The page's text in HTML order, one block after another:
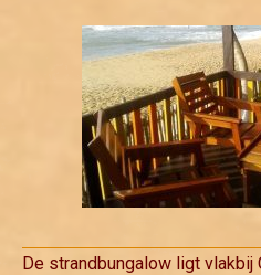
De strandbungalow ligt vlakbij